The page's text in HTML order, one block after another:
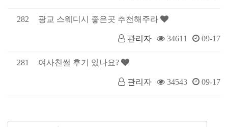
282 광교 스웨디시 좋은곳 추천해주라
관리자 34611 09-17
281 여사친썰 후기 있나요?
관리자 34543 09-17